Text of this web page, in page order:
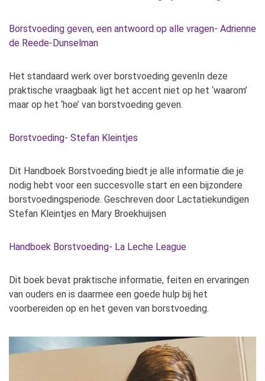
Borstvoeding geven, een antwoord op alle vragen- Adrienne
de Reede-Dunselman
Het standaard werk over borstvoeding gevenIn deze
praktische vraagbaak ligt het accent niet op het ‘waarom’
maar op het ‘hoe’ van borstvoeding geven.
Borstvoeding- Stefan Kleintjes
Dit Handboek Borstvoeding biedt je alle informatie die je
nodig hebt voor een succesvolle start en een bijzondere
borstvoedingsperiode. Geschreven door Lactatiekundigen
Stefan Kleintjes en Mary Broekhuijsen
Handboek Borstvoeding- La Leche League
Dit boek bevat praktische informatie, feiten en ervaringen
van ouders en is daarmee een goede hulp bij het
voorbereiden op en het geven van borstvoeding.